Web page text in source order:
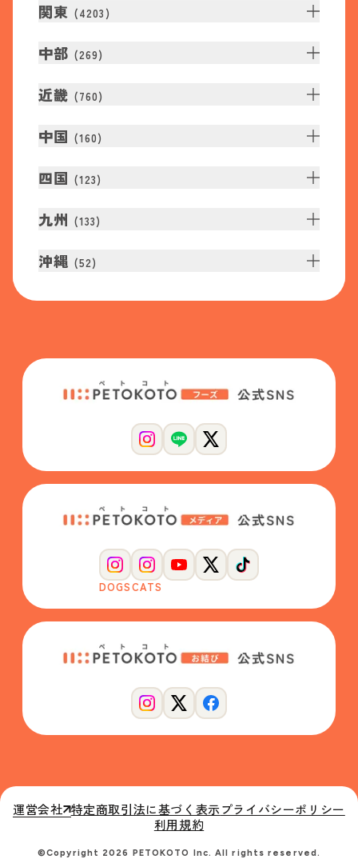
関東 (4203 )
中部 (269)
近畿 (760)
中国 (160)
四国 (123)
九州 (133)
沖縄 (52)
DOGSCATS
運営会社 特定商取引法に基づく表示プライバシーポリシー
利用規約
©Copyright 2026 PETOKOTO Inc. All rights reserved.